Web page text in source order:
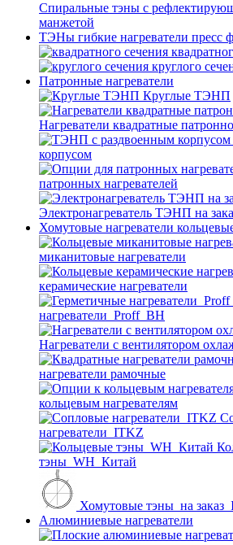
Спиральные тэны с
манжетой
ТЭНы гибкие нагреватели пресс
круглого
Патронные нагреватели
Круглые ТЭНП
Нагреватели квадратные
корпусом
патронных нагревателей
Электронагреватель ТЭНП на
Хомутовые нагреватели
миканитовые нагреватели
керамические нагреватели
нагреватели_Proff_BH
Нагреватели с вентилятором
нагреватели рамочные
кольцевым нагревателям
нагреватели_ITKZ
тэны_WH_Китай
Хомутовые тэны_на
Алюминиевые нагреватели